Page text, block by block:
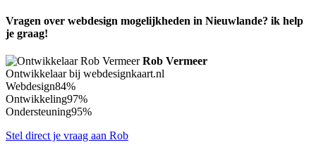
Vragen over webdesign mogelijkheden in Nieuwlande? ik help
je graag!
Rob Vermeer
Ontwikkelaar bij webdesignkaart.nl
Webdesign84%
Ontwikkeling97%
Ondersteuning95%
Stel direct je vraag aan Rob